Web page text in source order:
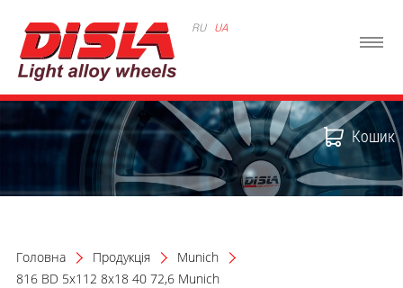
RU UA
Кошик
Головна Продукція
Munich
816 BD 5x112 8x18 40 72,6 Munich